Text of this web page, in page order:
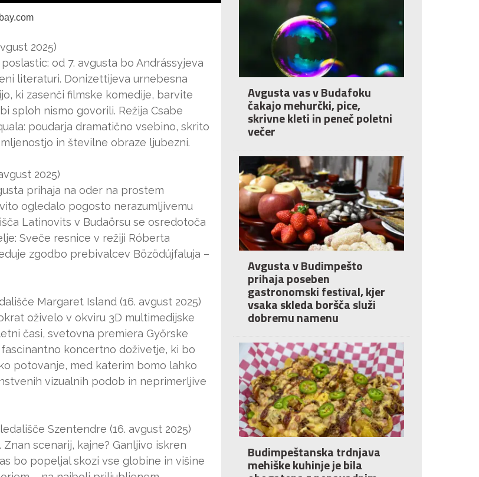
2025)
od 7. avgusta bo Andrássyjeva
literaturi. Donizettijeva urnebesna
ki zasenči filmske komedije, barvite
sploh nismo govorili. Režija Csabe
poudarja dramatično vsebino, skrito
in številne obraze ljubezni.
2025)
prihaja na oder na prostem
ogledalo pogosto nerazumljivemu
Latinovits v Budaörsu se osredotoča
Sveče resnice v režiji Róberta
zgodbo prebivalcev Bözödújfaluja –
Margaret Island (16. avgust 2025)
oživelo v okviru 3D multimedijske
časi, svetovna premiera Győrske
koncertno doživetje, ki bo
potovanje, med katerim bomo lahko
vizualnih podob in neprimerljive
Szentendre (16. avgust 2025)
scenarij, kajne? Ganljivo iskren
bo popeljal skozi vse globine in višine
Avgusta vas v Budafoku
čakajo mehurčki, pice,
skrivne kleti in peneč poletni
večer
Avgusta v Budimpešto
prihaja poseben
gastronomski festival, kjer
vsaka skleda boršča služi
dobremu namenu
Budimpeštanska trdnjava
mehiške kuhinje je bila